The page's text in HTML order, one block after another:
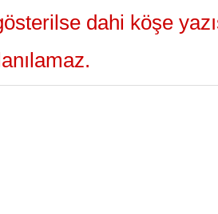
dahi köşe